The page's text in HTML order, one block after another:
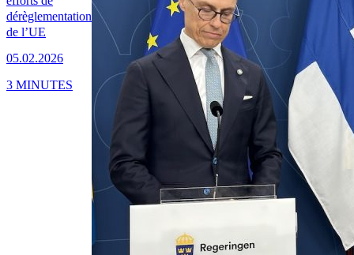
dérèglementation
de l’UE
05.02.2026
3 MINUTES